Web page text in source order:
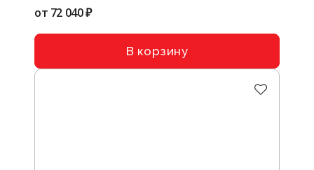
от 72 040 ₽
В корзину